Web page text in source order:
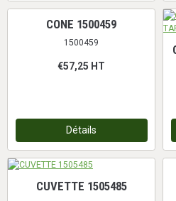
CONE 1500459
1500459
€57,25 HT
Détails
CUVETTE 1505485